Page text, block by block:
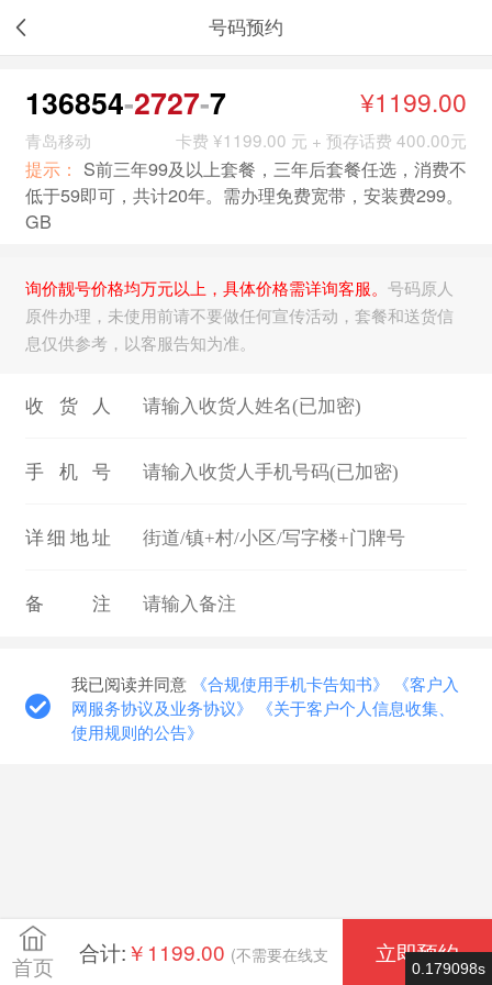
号码预约
136854 2727 7 ¥1199.00
青岛移动 卡费 ¥1199.00 元 + 预存话费 400.00元
提示： S前三年99及以上套餐，三年后套餐任选，消费不
低于59即可，共计20年。需办理免费宽带，安装费299。
GB
询价靓号价格均万元以上，具体价格需详询客服。 号码原人
原件办理，未使用前请不要做任何宣传活动，套餐和送货信
息仅供参考，以客服告知为准。
收货人
手机号
详细地址
备注
我已阅读并同意 《合规使用手机卡告知书》
《客户入
网服务协议及业务协议》
《关于客户个人信息收集、
使用规则的公告》
首页
合计:￥1199.00 (不需要在线支 立即预约
0.179098s